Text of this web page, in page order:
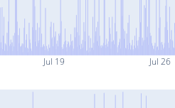
Jul 19 Jul 26